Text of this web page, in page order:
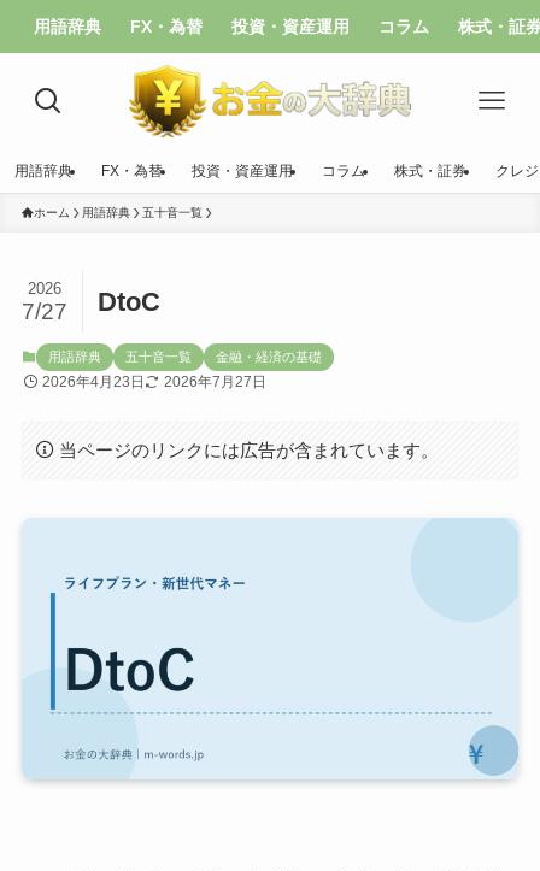
用語辞典 FX・為替 投資・資産運用 コラム 株式・証
用語辞典 FX・為替 投資・資産運用 コラム 株式・証券 クレ
ホーム 用語辞典 五十音一覧
DtoC
2026
7/27
用語辞典 五十音一覧 金融・経済の基礎
2026年4月23日 2026年7月27日
当ページのリンクには広告が含まれています。